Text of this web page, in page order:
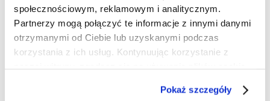
społecznościowym, reklamowym i analitycznym.
Partnerzy mogą połączyć te informacje z innymi danymi
otrzymanymi od Ciebie lub uzyskanymi podczas
korzystania z ich usług. Kontynuując korzystanie z
Pokaż szczegóły
Rozpocznij windykację należności w
Australii już dziś!
Pomożemy Ci w następujących sytuacjach: